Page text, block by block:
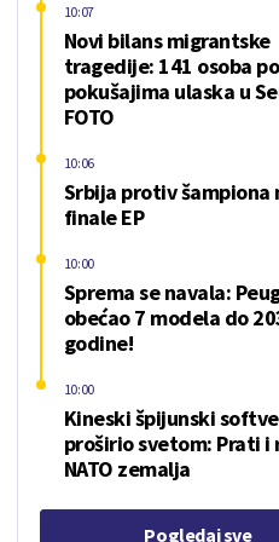
Novi bilans migrantske
tragedije: 141 osoba
pokušajima ulaska u
FOTO
10:07
Srbija protiv šampiona
finale EP
10:06
Sprema se navala:
obećao 7 modela do
godine!
10:00
Kineski špijunski
proširio svetom: Prati i
NATO zemalja
10:00
Pogledaj sve